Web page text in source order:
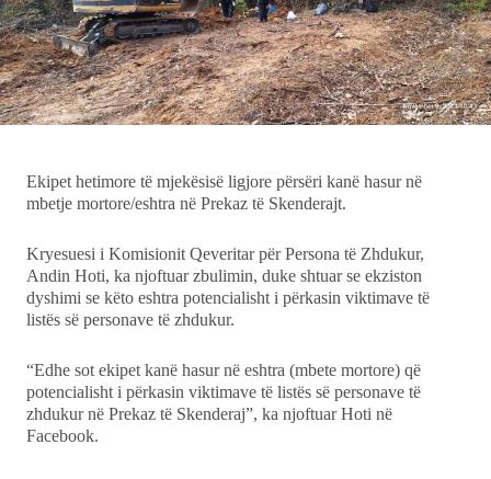
Showbiz
Ekonomi
Udhëtime
DuVideo
Ekipet hetimore të mjekësisë ligjore përsëri kanë hasur në
mbetje mortore/eshtra në Prekaz të Skenderajt.
Kryesuesi i Komisionit Qeveritar për Persona të Zhdukur,
Andin Hoti, ka njoftuar zbulimin, duke shtuar se ekziston
dyshimi se këto eshtra potencialisht i përkasin viktimave të
listës së personave të zhdukur.
“Edhe sot ekipet kanë hasur në eshtra (mbete mortore) që
potencialisht i përkasin viktimave të listës së personave të
zhdukur në Prekaz të Skenderaj”, ka njoftuar Hoti në
Facebook.